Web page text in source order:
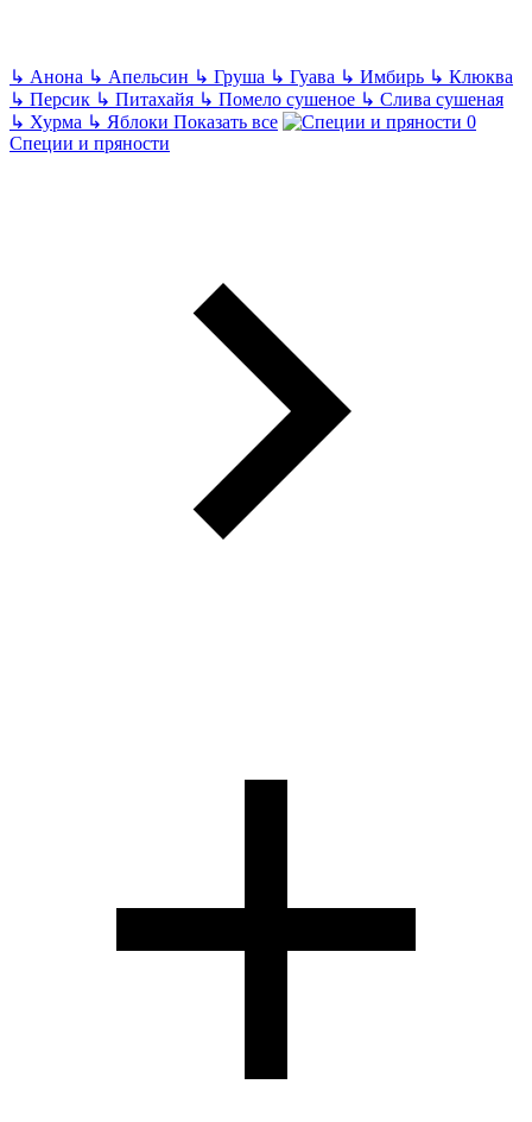
↳ Анона ↳ Апельсин ↳ Груша ↳ Гуава ↳ Имбирь ↳ Клюква
↳ Персик ↳ Питахайя ↳ Помело сушеное ↳ Слива сушеная
↳ Хурма ↳ Яблоки Показать все
Специи и пряности